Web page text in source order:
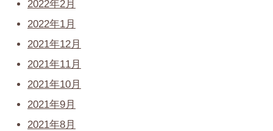
2022年2月
2022年1月
2021年12月
2021年11月
2021年10月
2021年9月
2021年8月